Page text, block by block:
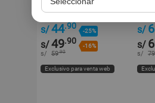
Audífonos tipo Call
Center Hp con Micrófono
s/44.90
-25%
s/49.90
-16%
s/ 59.90
Exclusivo para venta web
con
LED
s/
s/
s/ 79